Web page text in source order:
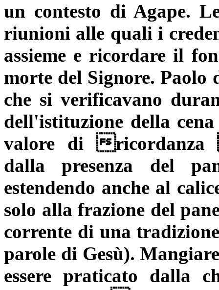
un contesto di Agape.
riunioni alle quali i
assieme e ricordare il
morte del Signore.
che si verificavano
dell'istituzione della
valore di
dalla presenza del
estendendo anche al
solo alla frazione del
corrente di una
parole di Gesù).
essere praticato dalla